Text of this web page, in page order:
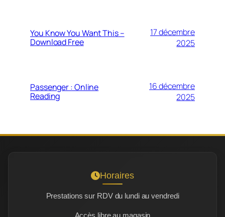
You Know You Want This –
Download Free
17 décembre
2025
Passenger : Online
Reading
16 décembre
2025
Horaires
Prestations sur RDV du lundi au vendredi
Accès libre au magasin